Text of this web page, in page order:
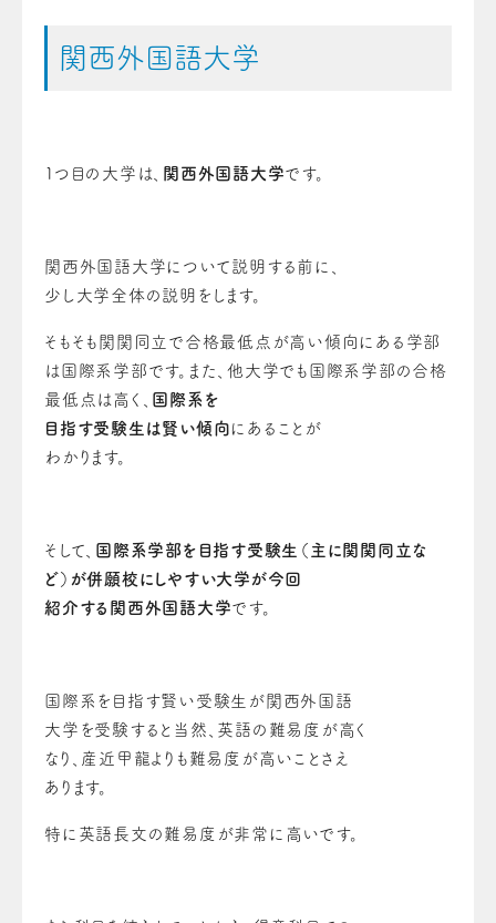
関西外国語大学
１つ目の大学は、 関西外国語大学です。
関西外国語大学について説明する前に、
少し大学全体の説明をします。
そもそも関関同立で合格最低点が高い傾向にある学部
は国際系学部です。また、他大学でも国際系学部の合格
最低点は高く、 国際系を
目指す受験生は賢い傾向にあることが
わかります。
そして、 国際系学部を目指す受験生（主に関関同立な
ど）が併願校にしやすい大学が今回
紹介する関西外国語大学です。
国際系を目指す賢い受験生が関西外国語
大学を受験すると当然、英語の難易度が高く
なり、産近甲龍よりも難易度が高いことさえ
あります。
特に英語長文の難易度が非常に高いです。